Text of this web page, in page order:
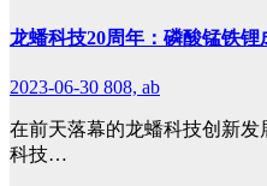
龙蟠科技20周年：磷酸锰铁
2023-06-30 808, ab
在前天落幕的龙蟠科技创新
科技…